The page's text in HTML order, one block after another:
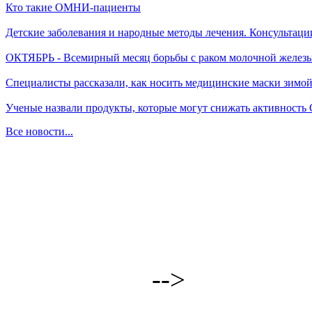
Кто такие ОМНИ-пациенты
Детские заболевания и народные методы лечения.
ОКТЯБРЬ - Всемирный месяц борьбы с раком молочной
Специалисты рассказали, как носить медицинские маски зимой
Ученые назвали продукты, которые могут снижать
Все новости...
-->